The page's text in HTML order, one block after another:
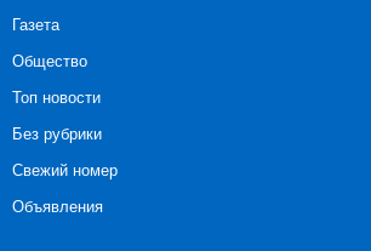
Газета
Общество
Топ новости
Без рубрики
Свежий номер
Объявления